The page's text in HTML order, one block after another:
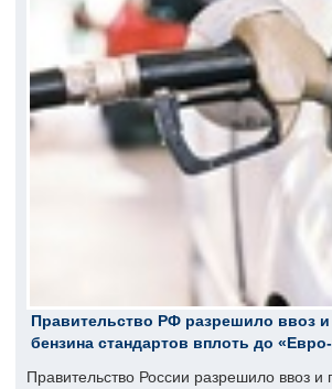
Правительство РФ разрешило ввоз
бензина стандартов вплоть до
Правительство России разрешило ввоз и